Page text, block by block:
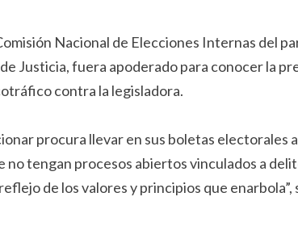
Nacional de Elecciones Internas del
Justicia, fuera apoderado para conocer la
contra la legisladora.
procura llevar en sus boletas electorales
no tengan procesos abiertos vinculados a
de los valores y principios que enarbola”,